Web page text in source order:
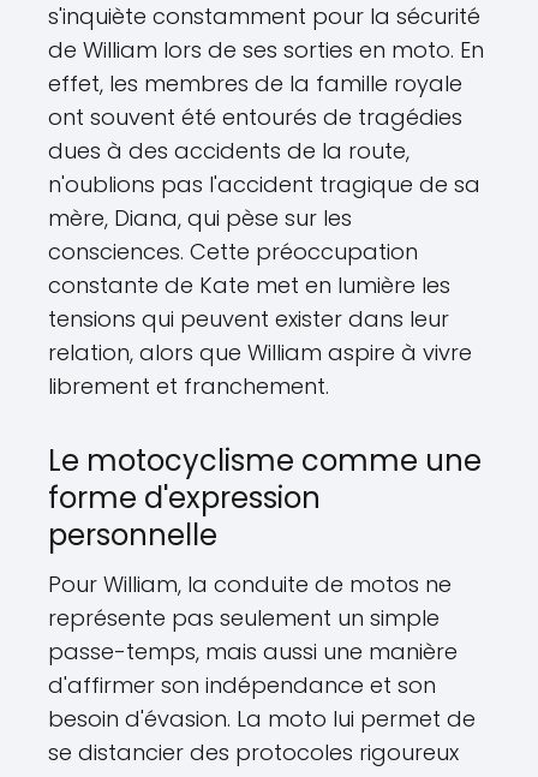
s'inquiète constamment pour la sécurité
de William lors de ses sorties en moto. En
effet, les membres de la famille royale
ont souvent été entourés de tragédies
dues à des accidents de la route,
n'oublions pas l'accident tragique de sa
mère, Diana, qui pèse sur les
consciences. Cette préoccupation
constante de Kate met en lumière les
tensions qui peuvent exister dans leur
relation, alors que William aspire à vivre
librement et franchement.
Le motocyclisme comme une
forme d'expression
personnelle
Pour William, la conduite de motos ne
représente pas seulement un simple
passe-temps, mais aussi une manière
d'affirmer son indépendance et son
besoin d'évasion. La moto lui permet de
se distancier des protocoles rigoureux